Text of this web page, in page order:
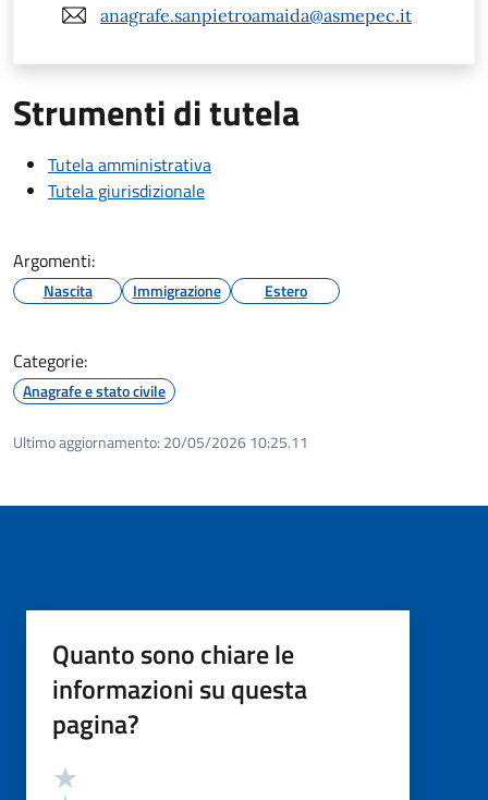
anagrafe.sanpietroamaida@asmepec.it
Strumenti di tutela
Tutela amministrativa
Tutela giurisdizionale
Argomenti:
Nascita Immigrazione Estero
Categorie:
Anagrafe e stato civile
Ultimo aggiornamento: 20/05/2026 10:25.11
Quanto sono chiare le
informazioni su questa
pagina?
Valutazione